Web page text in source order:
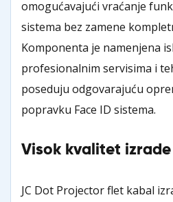
omogućavajući vraćanje
sistema bez zamene
Komponenta je namenjena
profesionalnim servisima i
poseduju odgovarajuću
popravku Face ID sistema.
Visok kvalitet izrade
JC Dot Projector flet kabal